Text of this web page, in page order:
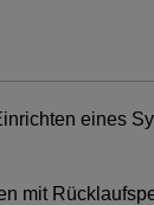
eines
mit